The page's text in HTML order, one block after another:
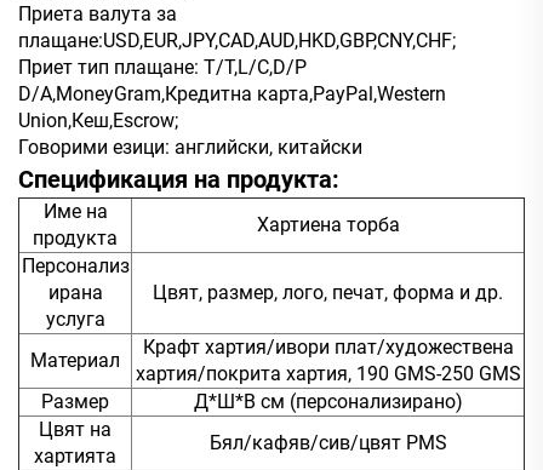
Приета валута за
плащане:USD,EUR,JPY,CAD,AUD,HKD,GBP,CNY,CHF;
Приет тип плащане: T/T,L/C,D/P
D/A,MoneyGram,Кредитна карта,PayPal,Western
Union,Кеш,Escrow;
Говорими езици: английски, китайски
Спецификация на продукта:
Име на
продукта
Хартиена торба
Персонализ
ирана
услуга
Цвят, размер, лого, печат, форма и др.
Материал
Крафт хартия/ивори плат/художествена
хартия/покрита хартия, 190 GMS-250 GMS
Размер
Д*Ш*В см (персонализирано)
Цвят на
хартията
Бял/кафяв/сив/цвят PMS